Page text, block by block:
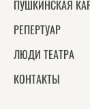
ПУШКИНСКАЯ
РЕПЕРТУАР
ЛЮДИ ТЕАТРА
КОНТАКТЫ